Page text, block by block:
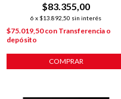
$83.355,00
6 x $13.892,50 sin interés
$75.019,50con Transferencia o
depósito
COMPRAR